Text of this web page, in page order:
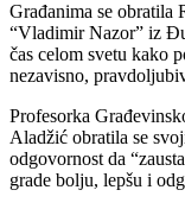
Građanima se obratila
“Vladimir Nazor” iz
čas celom svetu kako
nezavisno,
Profesorka
Aladžić obratila se
odgovornost da
grade bolju, lepšu i